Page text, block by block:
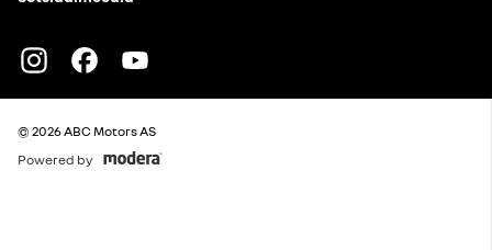
Instagram
Facebook
© 2026 ABC Motors AS
Powered by